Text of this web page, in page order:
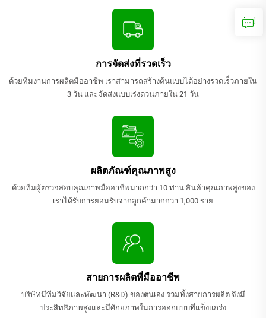
การจัดส่งที่รวดเร็ว
ด้วยทีมงานการผลิตมืออาชีพ เราสามารถสร้างต้นแบบได้อย่างรวดเร็วภายใน
3 วัน และจัดส่งแบบเร่งด่วนภายใน 21 วัน
ผลิตภัณฑ์คุณภาพสูง
ด้วยทีมผู้ตรวจสอบคุณภาพมืออาชีพมากกว่า 10 ท่าน สินค้าคุณภาพสูงของ
เราได้รับการยอมรับจากลูกค้ามากกว่า 1,000 ราย
สายการผลิตที่มืออาชีพ
บริษัทมีทีมวิจัยและพัฒนา (R&D) ของตนเอง รวมทั้งสายการผลิต จึงมี
ประสิทธิภาพสูงและมีศักยภาพในการออกแบบที่แข็งแกร่ง